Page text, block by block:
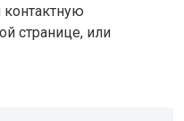
контактную
странице, или